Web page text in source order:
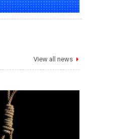
View all news